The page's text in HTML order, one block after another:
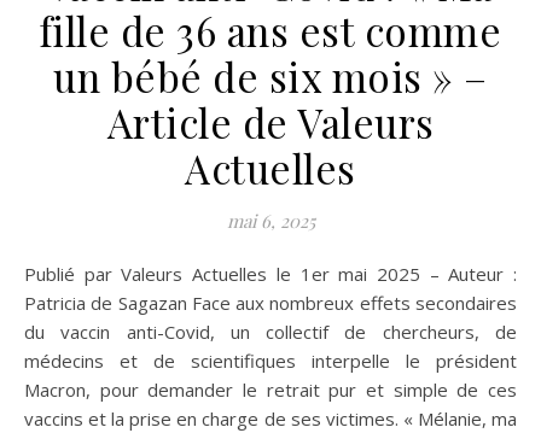
fille de 36 ans est comme
un bébé de six mois » –
Article de Valeurs
Actuelles
mai 6, 2025
Publié par Valeurs Actuelles le 1er mai 2025 – Auteur :
Patricia de Sagazan Face aux nombreux effets secondaires
du vaccin anti-Covid, un collectif de chercheurs, de
médecins et de scientifiques interpelle le président
Macron, pour demander le retrait pur et simple de ces
vaccins et la prise en charge de ses victimes. « Mélanie, ma